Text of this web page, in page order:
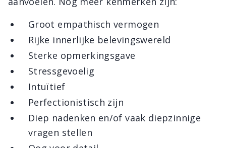
Groot empathisch vermogen
Rijke innerlijke belevingswereld
Sterke opmerkingsgave
Stressgevoelig
Intuïtief
Perfectionistisch zijn
Diep nadenken en/of vaak diepzinnige
vragen stellen